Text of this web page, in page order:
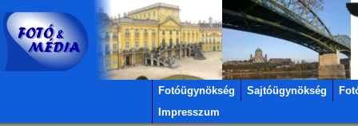
Fotóügynökség Sajtóügynökség
Impresszum